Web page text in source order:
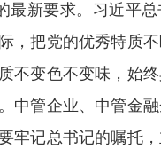
最新要求。习近平
，把党的优秀特质
不变色不变味，始
中管企业、中管金
牢记总书记的嘱托